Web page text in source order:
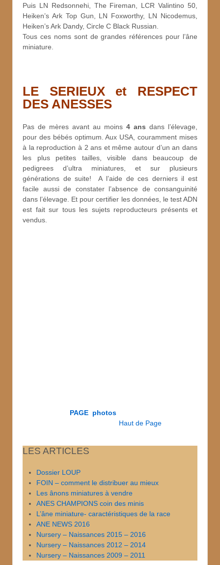
Puis LN Redsonnehi, The Fireman, LCR Valintino 50,
Heiken’s Ark Top Gun, LN Foxworthy, LN Nicodemus,
Heiken’s Ark Dandy, Circle C Black Russian.
Tous ces noms sont de grandes références pour l’âne
miniature.
LE SERIEUX et RESPECT
DES ANESSES
Pas de mères avant au moins 4 ans dans l’élevage,
pour des bébés optimum. Aux USA, couramment mises
à la reproduction à 2 ans et même autour d’un an dans
les plus petites tailles, visible dans beaucoup de
pedigrees d’ultra miniatures, et sur plusieurs
générations de suite! A l’aide de ces derniers il est
facile aussi de constater l’absence de consanguinité
dans l’élevage. Et pour certifier les données, le test ADN
est fait sur tous les sujets reproducteurs présents et
vendus.
PAGE photos
Haut de Page
LES ARTICLES
Dossier LOUP
FOIN – comment le distribuer au mieux
Les ânons miniatures à vendre
ANES CHAMPIONS coin des minis
L’âne miniature- caractéristiques de la race
ANE NEWS 2016
Nursery – Naissances 2015 – 2016
Nursery – Naissances 2012 – 2014
Nursery – Naissances 2009 – 2011